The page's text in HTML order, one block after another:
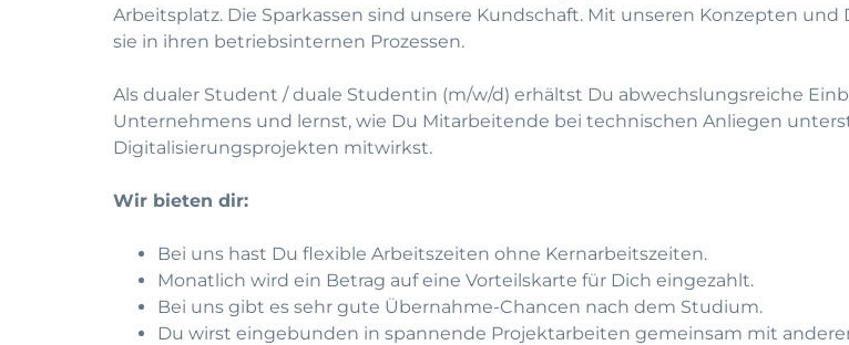
Arbeitsplatz. Die Sparkassen sind unsere Kundschaft. Mit unseren Konzepten
sie in ihren betriebsinternen Prozessen.
Als dualer Student / duale Studentin (m/w/d) erhältst Du abwechslungsreiche
Unternehmens und lernst, wie Du Mitarbeitende bei technischen Anliegen
Digitalisierungsprojekten mitwirkst.
Wir bieten dir:
Bei uns hast Du flexible Arbeitszeiten ohne Kernarbeitszeiten.
Monatlich wird ein Betrag auf eine Vorteilskarte für Dich eingezahlt.
Bei uns gibt es sehr gute Übernahme-Chancen nach dem Studium.
Du wirst eingebunden in spannende Projektarbeiten gemeinsam mit